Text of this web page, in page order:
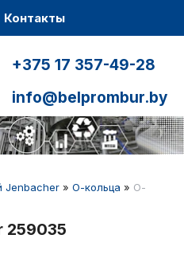
Контакты
+375 17 357-49-28
info@belprombur.by
Jenbacher » О-кольца » О-
259035